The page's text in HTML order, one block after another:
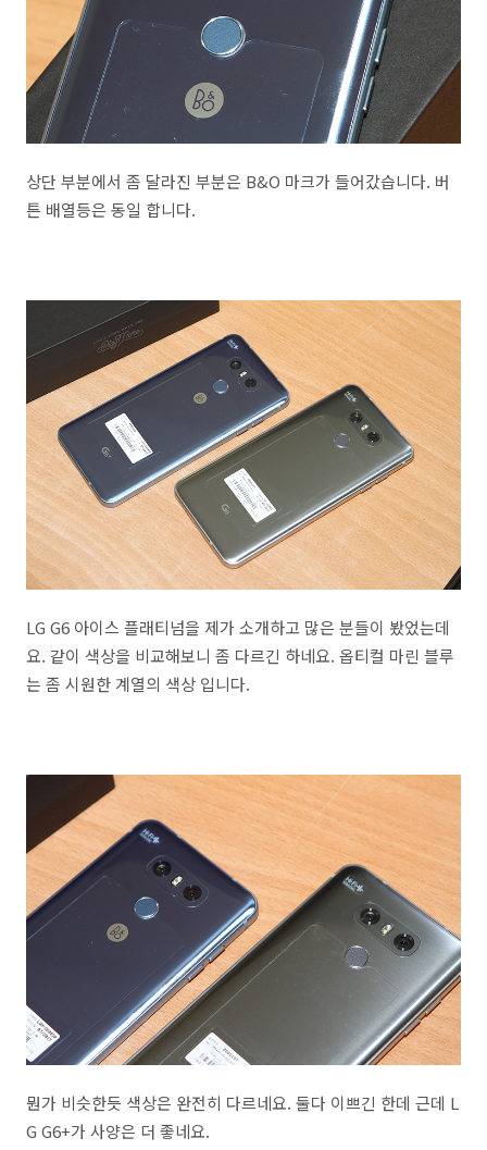
상단 부분에서 좀 달라진 부분은 B&O 마크가 들어갔습니다. 버
튼 배열등은 동일 합니다.
LG G6 아이스 플래티넘을 제가 소개하고 많은 분들이 봤었는데
요. 같이 색상을 비교해보니 좀 다르긴 하네요. 옵티컬 마린 블루
는 좀 시원한 계열의 색상 입니다.
뭔가 비슷한듯 색상은 완전히 다르네요. 둘다 이쁘긴 한데 근데 L
G G6+가 사양은 더 좋네요.